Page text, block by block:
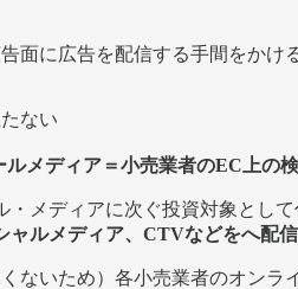
面に広告を配信する手間をかけ
ない
メディア＝小売業者のEC上の
メディアに次ぐ投資対象とし
ャルメディア、CTVなどをへ配
ないため）各小売業者のオンラ